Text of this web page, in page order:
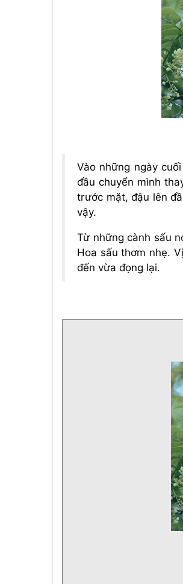
Vào những ngày
đầu chuyển mình
trước mặt, đậu lên
vậy.
Từ những cành sấu
Hoa sấu thơm nhẹ.
đến vừa đọng lại.